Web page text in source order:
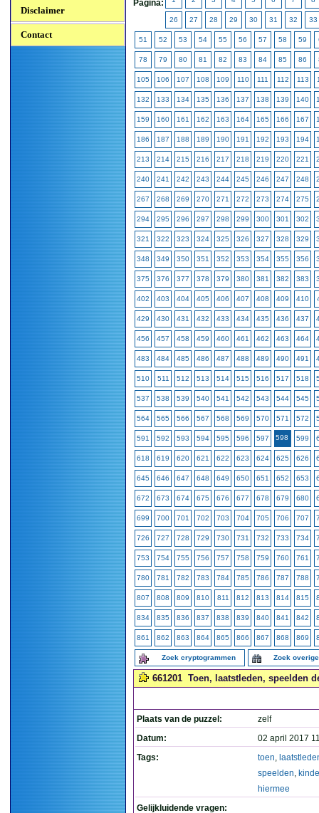
Disclaimer
Contact
Pagina:
26 27 28 29 30 31 32 33
51 52 53 54 55 56 57 58 59
78 79 80 81 82 83 84 85 86
105 106 107 108 109 110 111 112 113
132 133 134 135 136 137 138 139 140
159 160 161 162 163 164 165 166 167
186 187 188 189 190 191 192 193 194
213 214 215 216 217 218 219 220 221
240 241 242 243 244 245 246 247 248
267 268 269 270 271 272 273 274 275
294 295 296 297 298 299 300 301 302
321 322 323 324 325 326 327 328 329
348 349 350 351 352 353 354 355 356
375 376 377 378 379 380 381 382 383
402 403 404 405 406 407 408 409 410
429 430 431 432 433 434 435 436 437
456 457 458 459 460 461 462 463 464
483 484 485 486 487 488 489 490 491
510 511 512 513 514 515 516 517 518
537 538 539 540 541 542 543 544 545
564 565 566 567 568 569 570 571 572
591 592 593 594 595 596 597 598 599
618 619 620 621 622 623 624 625 626
645 646 647 648 649 650 651 652 653
672 673 674 675 676 677 678 679 680
699 700 701 702 703 704 705 706 707
726 727 728 729 730 731 732 733 734
753 754 755 756 757 758 759 760 761
780 781 782 783 784 785 786 787 788
807 808 809 810 811 812 813 814 815
834 835 836 837 838 839 840 841 842
861 862 863 864 865 866 867 868 869
Zoek cryptogrammen Zoek
661201 Toen, laatstleden, speelden
Plaats van de puzzel:
zelf
Datum:
02 april 2017
Tags:
toen,
speelden,
hiermee
Gelijkluidende vragen: